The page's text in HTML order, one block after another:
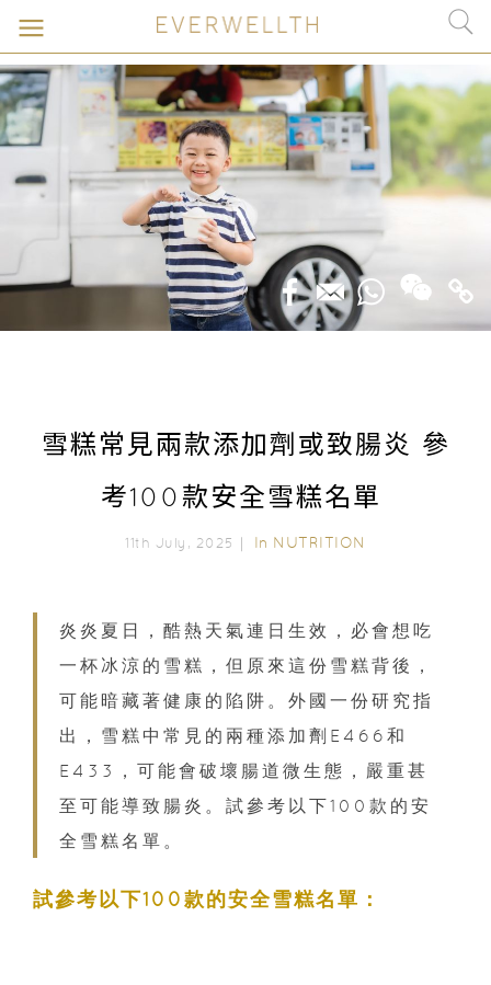
雪糕常見兩款添加劑或致腸炎 參
考100款安全雪糕名單
11th July, 2025｜ In NUTRITION
炎炎夏日，酷熱天氣連日生效，必會想吃
一杯冰涼的雪糕，但原來這份雪糕背後，
可能暗藏著健康的陷阱。外國一份研究指
出，雪糕中常見的兩種添加劑E466和
E433，可能會破壞腸道微生態，嚴重甚
至可能導致腸炎。試參考以下100款的安
全雪糕名單。
試參考以下100款的安全雪糕名單：